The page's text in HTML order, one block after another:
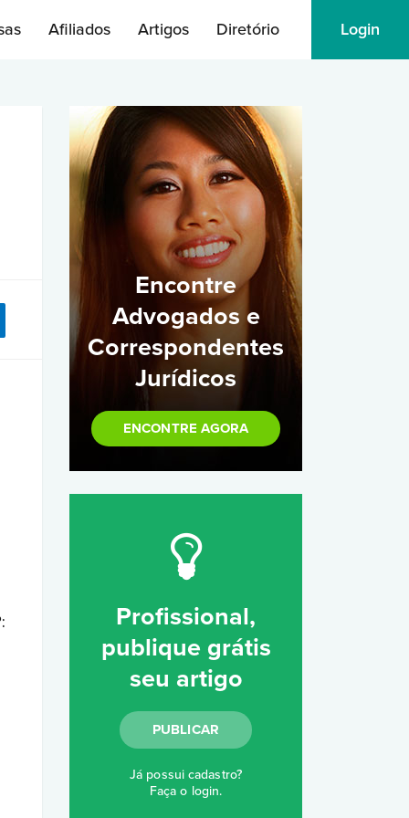
Afiliados Artigos Diretório Login
Encontre
Advogados e
Correspondentes
Jurídicos
ENCONTRE AGORA
Profissional,
publique grátis
seu artigo
PUBLICAR
Já possui cadastro?
Faça o login.